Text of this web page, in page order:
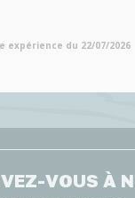
expérience du 22/07/2026
VOUS À